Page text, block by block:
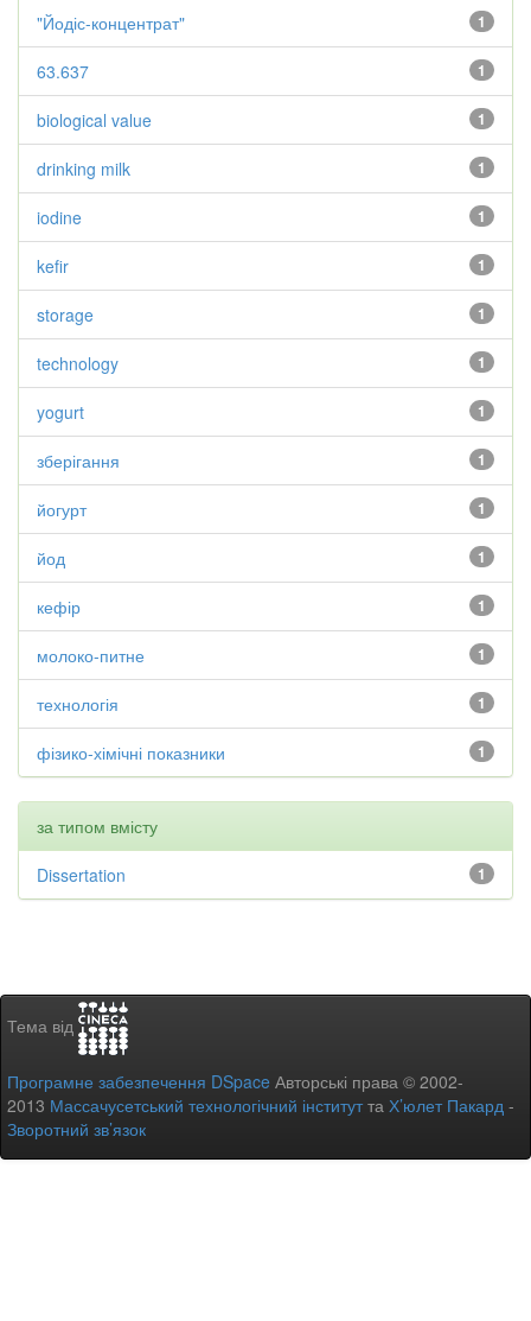
1
"Йодіс-концентрат"
1
63.637
1
biological value
1
drinking milk
1
iodine
1
kefir
1
storage
1
technology
1
yogurt
1
зберігання
1
йогурт
1
йод
1
кефір
1
молоко-питне
1
технологія
1
фізико-хімічні показники
за типом вмісту
1
Dissertation
Тема від
Програмне забезпечення DSpace Авторські права © 2002-
2013 Массачусетський технологічний інститутта Х’юлет Пакард -
Зворотний зв’язок